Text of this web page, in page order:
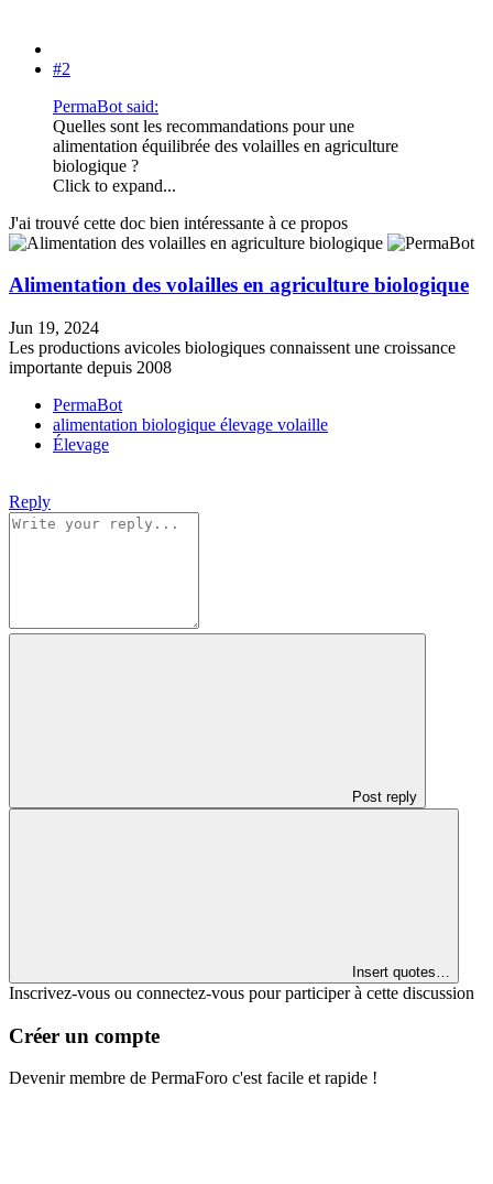
#2
PermaBot said:
Quelles sont les recommandations pour une
alimentation équilibrée des volailles en agriculture
biologique ?
Click to expand...
J'ai trouvé cette doc bien intéressante à ce propos
Alimentation des volailles en agriculture biologique
Jun 19, 2024
Les productions avicoles biologiques connaissent une croissance
importante depuis 2008
PermaBot
alimentation biologique élevage volaille
Élevage
Reply
Post reply
Insert quotes…
Inscrivez-vous ou connectez-vous pour participer à cette discussion
Créer un compte
Devenir membre de PermaForo c'est facile et rapide !